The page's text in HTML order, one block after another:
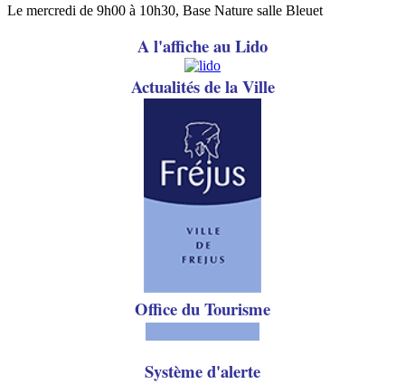
Le mercredi de 9h00 à 10h30, Base Nature salle Bleuet
A l'affiche au Lido
Actualités de la Ville
Office du Tourisme
Système d'alerte